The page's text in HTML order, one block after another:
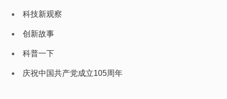
科技新观察
创新故事
科普一下
庆祝中国共产党成立105周年